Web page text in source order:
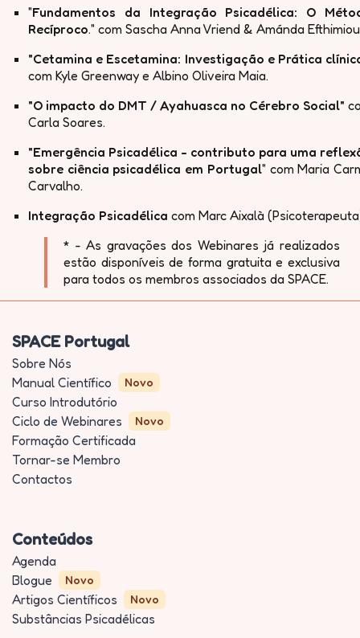
"Fundamentos da Integração Psicadélica: O
Recíproco." com Sascha Anna Vriend & Amánda
"C etamina e Escetamina: Investigação e Prática
com Kyle Greenway e Albino Oliveira Maia.
"O impacto do DMT / Ayahuasca no Cérebro Social"
Carla Soares.
"Emergência Psicadélica - contributo para uma
sobre ciência psicadélica em Portugal" com Maria
Carvalho.
Integração Psicadélica com Marc Aixalà
* - As gravações dos Webinares já realizados
estão disponíveis de forma gratuita e exclusiva
para todos os membros associados da SPACE.
SPACE Portugal
Sobre Nós
Manual Científico
Novo
Curso Introdutório
Ciclo de Webinares
Novo
Formação Certificada
Tornar-se Membro
Contactos
Conteúdos
Agenda
Blogue
Novo
Artigos Científicos Novo
Substâncias Psicadélicas